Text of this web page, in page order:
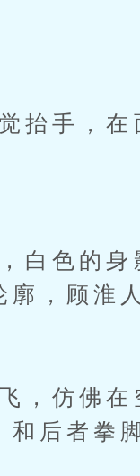
手，在
色的身
，顾淮
仿佛在
后者拳